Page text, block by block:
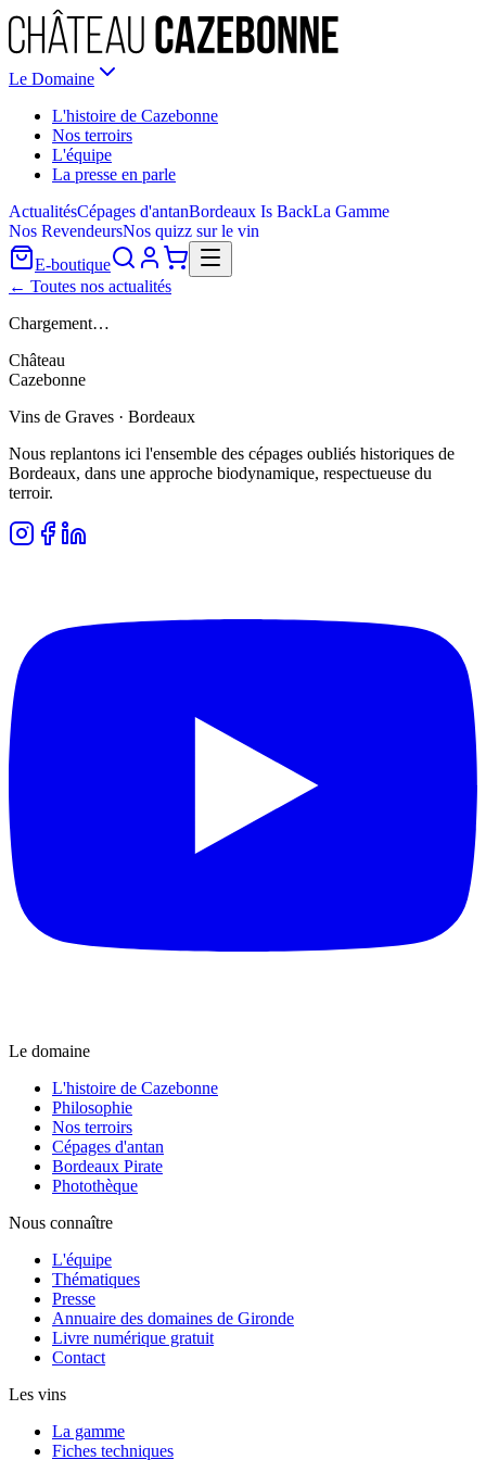
Le Domaine
L'histoire de Cazebonne
Nos terroirs
L'équipe
La presse en parle
ActualitésCépages d'antanBordeaux Is BackLa Gamme
Nos RevendeursNos quizz sur le vin
E-boutique
← Toutes nos actualités
Chargement…
Château
Cazebonne
Vins de Graves · Bordeaux
Nous replantons ici l'ensemble des cépages oubliés historiques de
Bordeaux, dans une approche biodynamique, respectueuse du
terroir.
Le domaine
L'histoire de Cazebonne
Philosophie
Nos terroirs
Cépages d'antan
Bordeaux Pirate
Photothèque
Nous connaître
L'équipe
Thématiques
Presse
Annuaire des domaines de Gironde
Livre numérique gratuit
Contact
Les vins
La gamme
Fiches techniques